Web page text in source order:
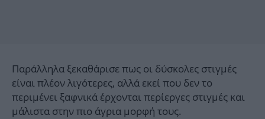
Παράλληλα ξεκαθάρισε πως οι δύσκολες στιγμές
είναι πλέον λιγότερες, αλλά εκεί που δεν το
περιμένει ξαφνικά έρχονται περίεργες στιγμές και
μάλιστα στην πιο άγρια μορφή τους.